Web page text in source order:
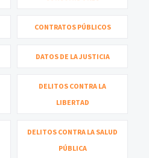
CONTRATOS PÚBLICOS
DATOS DE LA JUSTICIA
DELITOS CONTRA LA
LIBERTAD
DELITOS CONTRA LA SALUD
PÚBLICA